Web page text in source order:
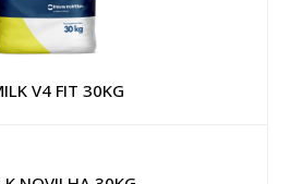
V4 FIT 30KG